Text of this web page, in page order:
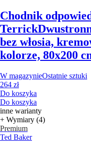
Chodnik
Terrick
bez włosia,
kolorze, 80x200
W magazynieOstatnie sztuki
264 zł
Do koszyka
Do koszyka
inne warianty
+ Wymiary (4)
Premium
Ted Baker